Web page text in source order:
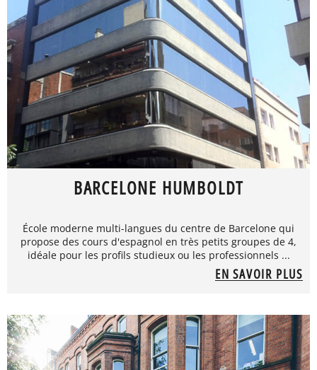
BARCELONE HUMBOLDT
École moderne multi-langues du centre de Barcelone qui
propose des cours d'espagnol en très petits groupes de 4,
idéale pour les profils studieux ou les professionnels ...
EN SAVOIR PLUS